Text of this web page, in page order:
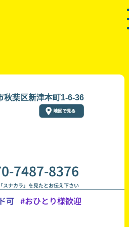
秋葉区新津本町1-6-36
7487-8376
スナカラ」を見たとお伝え下さい
可 #おひとり様歓迎